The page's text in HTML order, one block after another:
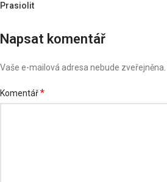
Prasiolit
Napsat komentář
Vaše e-mailová adresa nebude zveřejněna.
Komentář*